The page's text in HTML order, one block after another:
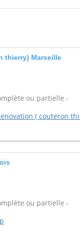
thierry) Marseille
ou partielle -
( couteron
ou partielle -